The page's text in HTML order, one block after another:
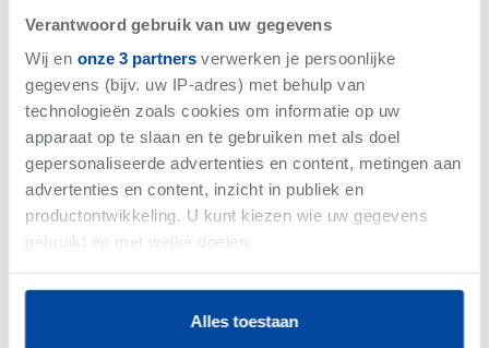
Verantwoord gebruik van uw gegevens
Wij en onze 3 partnersverwerken je persoonlijke
gegevens (bijv. uw IP-adres) met behulp van
technologieën zoals cookies om informatie op uw
apparaat op te slaan en te gebruiken met als doel
gepersonaliseerde advertenties en content, metingen aan
advertenties en content, inzicht in publiek en
productontwikkeling. U kunt kiezen wie uw gegevens
gebruikt en met welke doelen.
Als u het toestaat, willen we ook graag:
Informatie verzamelen over uw geografische
Alles toestaan
-Woning
Vlaemynck business magazine